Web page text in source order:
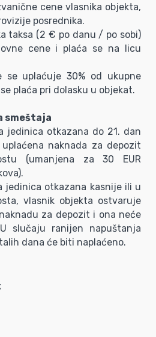
cene vlasnika objekta,
posrednika.
taksa (2 € po danu / po sobi)
cene i plaća se na licu
se uplaćuje 30% od ukupne
plaća pri dolasku u objekat.
smeštaja
jedinica otkazana do 21. dan
naknada za depozit
(umanjena za 30 EUR
jedinica otkazana kasnije ili u
vlasnik objekta ostvaruje
za depozit i ona neće
slučaju ranijen napuštanja
dana će biti naplaćeno.